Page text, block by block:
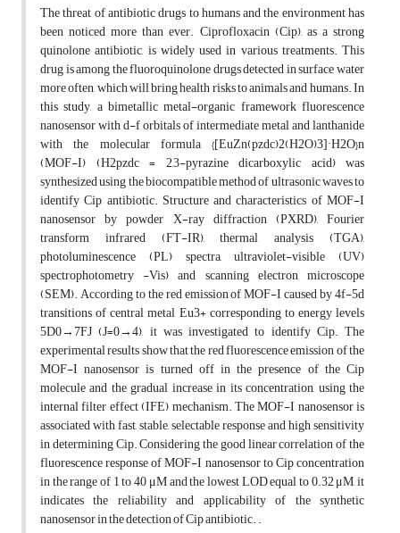
The threat of antibiotic drugs to humans and the environment has
been noticed more than ever. Ciprofloxacin (Cip), as a strong
quinolone antibiotic, is widely used in various treatments. This
drug is among the fluoroquinolone drugs detected in surface water
more often, which will bring health risks to animals and humans. In
this study, a bimetallic metal-organic framework fluorescence
nanosensor with d-f orbitals of intermediate metal and lanthanide
with the molecular formula {[EuZn(pzdc)2(H2O)3]·H2O}n
(MOF-I) (H2pzdc = 2,3-pyrazine dicarboxylic acid) was
synthesized using the biocompatible method of ultrasonic waves to
identify Cip antibiotic. Structure and characteristics of MOF-I
nanosensor by powder X-ray diffraction (PXRD), Fourier
transform infrared (FT-IR), thermal analysis (TGA),
photoluminescence (PL) spectra, ultraviolet-visible (UV)
spectrophotometry -Vis) and scanning electron microscope
(SEM). According to the red emission of MOF-I caused by 4f-5d
transitions of central metal Eu3+ corresponding to energy levels
5D0→7FJ (J=0→4), it was investigated to identify Cip. The
experimental results show that the red fluorescence emission of the
MOF-I nanosensor is turned off in the presence of the Cip
molecule and the gradual increase in its concentration, using the
internal filter effect (IFE) mechanism. The MOF-I nanosensor is
associated with fast, stable, selectable response and high sensitivity
in determining Cip. Considering the good linear correlation of the
fluorescence response of MOF-I nanosensor to Cip concentration
in the range of 1 to 40 μM and the lowest LOD equal to 0.32 μM, it
indicates the reliability and applicability of the synthetic
nanosensor in the detection of Cip antibiotic. .